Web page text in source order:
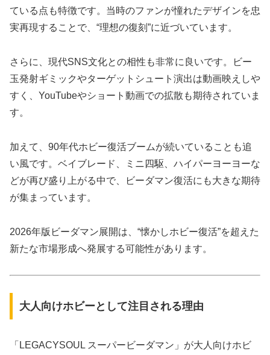
ている点も特徴です。当時のファンが憧れたデザインを忠
実再現することで、“理想の復刻”に近づいています。
さらに、現代SNS文化との相性も非常に良いです。ビー
玉発射ギミックやターゲットシュート演出は動画映えしや
すく、YouTubeやショート動画での拡散も期待されていま
す。
加えて、90年代ホビー復活ブームが続いていることも追
い風です。ベイブレード、ミニ四駆、ハイパーヨーヨーな
どが再び盛り上がる中で、ビーダマン復活にも大きな期待
が集まっています。
2026年版ビーダマン展開は、“懐かしホビー復活”を超えた
新たな市場形成へ発展する可能性があります。
大人向けホビーとして注目される理由
「LEGACYSOUL スーパービーダマン」が大人向けホビ